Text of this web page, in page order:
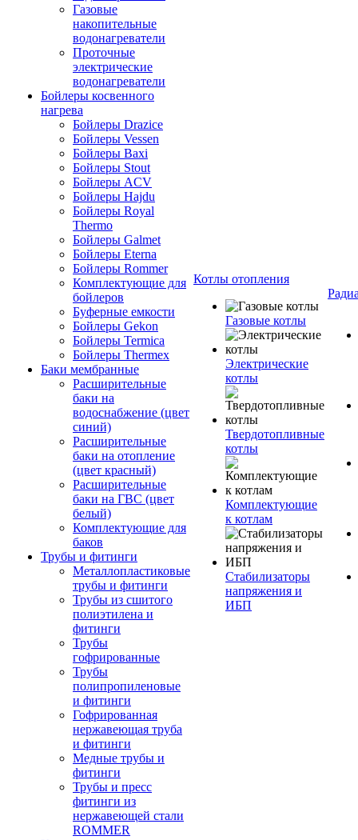
Газовые
накопительные
водонагреватели
Проточные
электрические
водонагреватели
Бойлеры косвенного
нагрева
Бойлеры Drazice
Бойлеры Vessen
Бойлеры Baxi
Бойлеры Stout
Бойлеры ACV
Бойлеры Hajdu
Бойлеры Royal
Thermo
Бойлеры Galmet
Бойлеры Eterna
Бойлеры Rommer
Комплектующие для
бойлеров
Буферные емкости
Бойлеры Gekon
Бойлеры Termica
Бойлеры Thermex
Баки мембранные
Расширительные
баки на
водоснабжение (цвет
синий)
Расширительные
баки на отопление
(цвет красный)
Расширительные
баки на ГВС (цвет
белый)
Комплектующие для
баков
Трубы и фитинги
Металлопластиковые
трубы и фитинги
Трубы из сшитого
полиэтилена и
фитинги
Трубы
гофрированные
Трубы
полипропиленовые
и фитинги
Гофрированная
нержавеющая труба
и фитинги
Медные трубы и
фитинги
Трубы и пресс
фитинги из
нержавеющей стали
ROMMER
Котлы отопления
Газовые котлы
Электрические
котлы
Твердотопливные
котлы
Комплектующие
к котлам
Стабилизаторы
напряжения и
ИБП